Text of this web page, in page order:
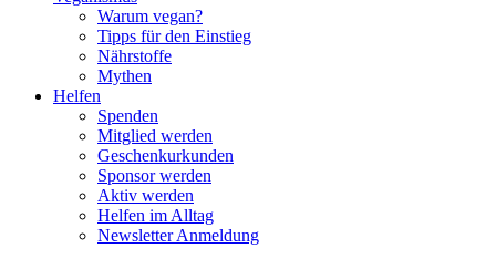
Warum vegan?
Tipps für den Einstieg
Nährstoffe
Mythen
Helfen
Spenden
Mitglied werden
Geschenkurkunden
Sponsor werden
Aktiv werden
Helfen im Alltag
Newsletter Anmeldung